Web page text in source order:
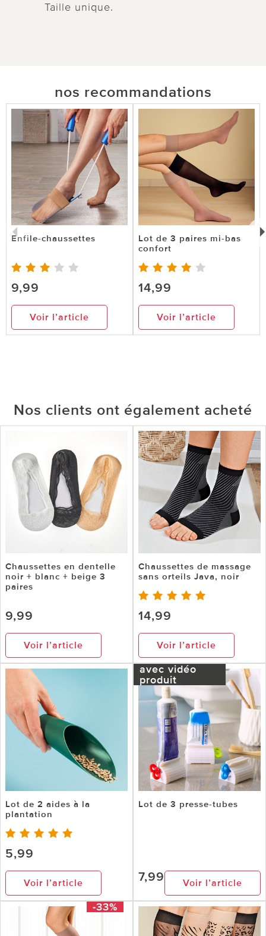
Taille unique.
nos recommandations
Enfile-chaussettes
9,99
Voir l’article
Lot de 3 paires mi-bas
confort
14,99
Voir l’article
Nos clients ont également acheté
Chaussettes en dentelle
noir + blanc + beige 3
paires
9,99
Voir l’article
Chaussettes de massage
sans orteils Java, noir
14,99
Voir l’article
Lot de 2 aides à la
plantation
5,99
Voir l’article
avec vidéo
produit
Lot de 3 presse-tubes
7,99 Voir l’article
-33%